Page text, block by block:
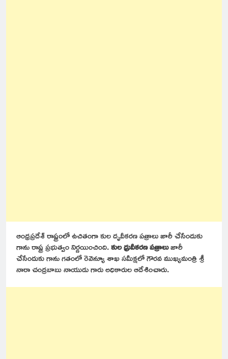
ఆంధ్రప్రదేశ్ రాష్ట్రంలో ఉచితంగా కుల దృవీకరణ పత్రాలు జారీ చేసేందుకు
గాను రాష్ట్ర ప్రభుత్వం నిర్ణయించింది.కుల ధ్రువీకరణ పత్రాలుజారీ
చేసేందుకు గాను గతంలో రెవెన్యూ శాఖ సమీక్షలో గౌరవ ముఖ్యమంత్రి శ్రీ
నారా చంద్రబాబు నాయుడు గారు అధికారుల ఆదేశించారు.